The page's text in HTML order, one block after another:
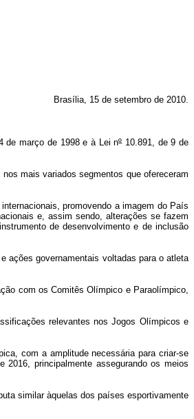
Brasília, 15 de setembro de 2010.
de março de 1998 e à Lei nº10.891, de 9 de
mais variados segmentos que ofereceram
promovendo a imagem do País
e, assim sendo, alterações se fazem
de desenvolvimento e de inclusão
ações governamentais voltadas para o atleta
com os Comitês Olímpico e Paraolímpico,
relevantes nos Jogos Olímpicos e
com a amplitude necessária para criar-se
principalmente assegurando os meios
similar àquelas dos países esportivamente